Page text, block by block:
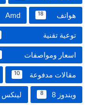
هواتف 18
Amd
توعية تقنية
اسعار ومواصفات
مقالات مدفوعة 10
ويندوز 8 8 لينكس